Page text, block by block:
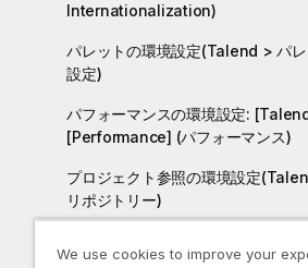
Internationalization)
パレットの環境設定(Talend > パレ
設定)
パフォーマンスの環境設定:
[Performance] (パフォーマンス)
プロジェクト参照の環境設定
リポジトリー)
(Talend > 実行/デバッグ)
We use cookies to improve your